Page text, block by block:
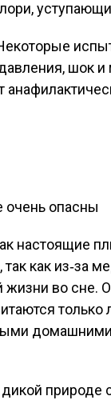
давления, шок
настоящие
как из‑за
жизни во сне.
только
природе